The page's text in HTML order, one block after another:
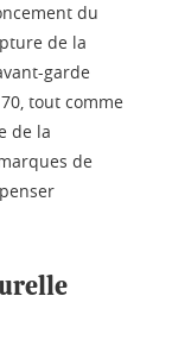
du
de la
garde
tout comme
de la
de